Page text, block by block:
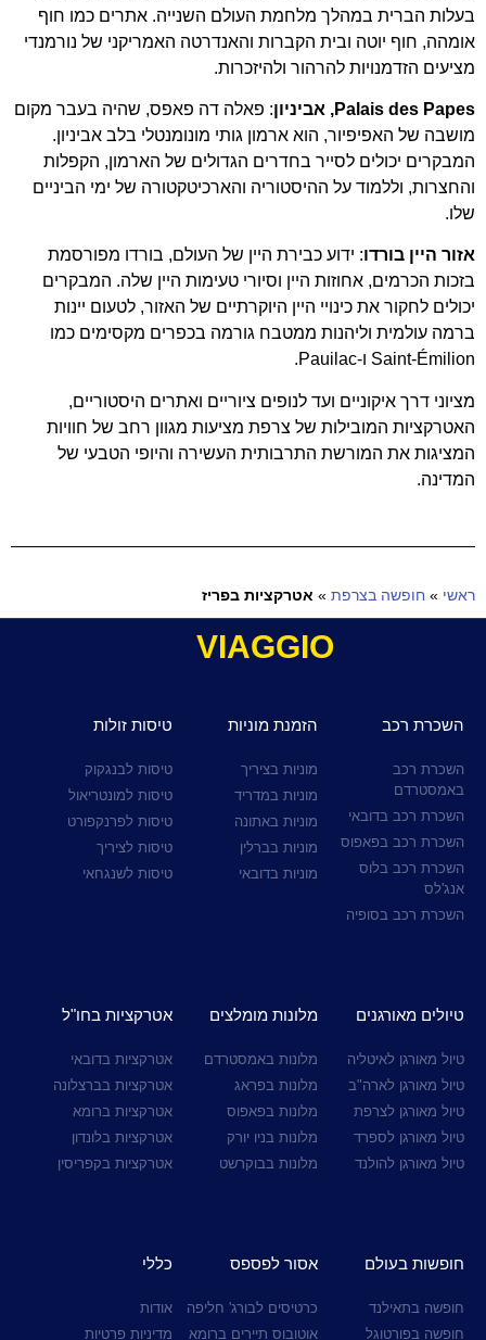
בעלות הברית במהלך מלחמת העולם השנייה. אתרים כמו חוף
אומהה, חוף יוטה ובית הקברות והאנדרטה האמריקני של נורמנדי
מציעים הזדמנויות להרהור ולהיזכרות.
Palais des Papes, אביניון
: פאלה דה פאפס, שהיה בעבר מקום
מושבה של האפיפיור, הוא ארמון גותי מונומנטלי בלב אביניון.
המבקרים יכולים לסייר בחדרים הגדולים של הארמון, הקפלות
והחצרות, וללמוד על ההיסטוריה והארכיטקטורה של ימי הביניים
שלו.
אזור היין בורדו: ידוע כבירת היין של העולם, בורדו מפורסמת
בזכות הכרמים, אחוזות היין וסיורי טעימות היין שלה. המבקרים
יכולים לחקור את כינויי היין היוקרתיים של האזור, לטעום יינות
ברמה עולמית וליהנות ממטבח גורמה בכפרים מקסימים כמו
Saint-Émilion ו-Pauilac.
מציוני דרך איקוניים ועד לנופים ציוריים ואתרים היסטוריים,
האטרקציות המובילות של צרפת מציעות מגוון רחב של חוויות
המציגות את המורשת התרבותית העשירה והיופי הטבעי של
המדינה.
ראשי » חופשה בצרפת » אטרקציות בפריז
VIAGGIO
השכרת רכב
השכרת רכב
באמסטרדם
השכרת רכב בדובאי
השכרת רכב בפאפוס
השכרת רכב בלוס
אנג'לס
השכרת רכב בסופיה
הזמנת מוניות
מוניות בציריך
מוניות במדריד
מוניות באתונה
מוניות בברלין
מוניות בדובאי
טיסות זולות
טיסות לבנגקוק
טיסות למונטריאול
טיסות לפרנקפורט
טיסות לציריך
טיסות לשנגחאי
טיולים מאורגנים
טיול מאורגן לאיטליה
טיול מאורגן לארה"ב
טיול מאורגן לצרפת
טיול מאורגן לספרד
טיול מאורגן להולנד
מלונות מומלצים
מלונות באמסטרדם
מלונות בפראג
מלונות בפאפוס
מלונות בניו יורק
מלונות בבוקרשט
אטרקציות בחו"ל
אטרקציות בדובאי
אטרקציות בברצלונה
אטרקציות ברומא
אטרקציות בלונדון
אטרקציות בקפריסין
חופשות בעולם
חופשה בתאילנד
חופשה בפורטוגל
אסור לפספס
כרטיסים לבורג' חליפה
אוטובוס תיירים ברומא
כללי
אודות
מדיניות פרטיות